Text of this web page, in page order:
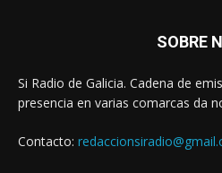
SOBRE
Si Radio de Galicia. Cadena de
presencia en varias comarcas da
Contacto: